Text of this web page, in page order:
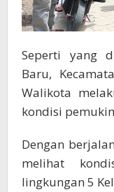
Seperti yang
Baru,
Walikota
kondisi
Dengan
melihat
lingkungan 5